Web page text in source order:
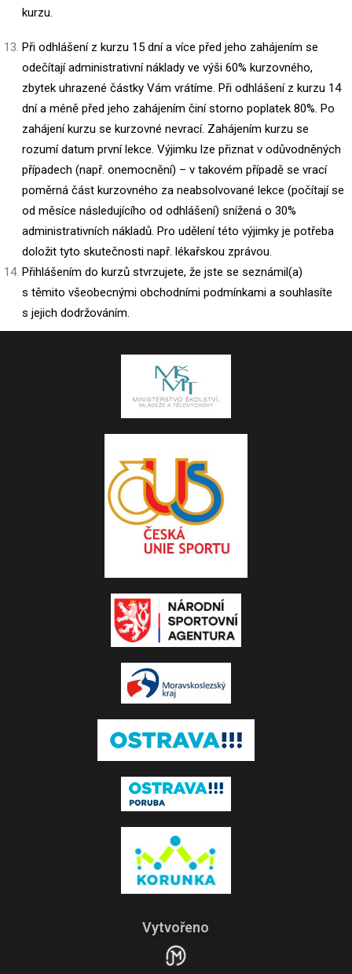
kurzu.
Při odhlášení z kurzu 15 dní a více před jeho zahájením se
odečítají administrativní náklady ve výši 60% kurzovného,
zbytek uhrazené částky Vám vrátíme. Při odhlášení z kurzu 14
dní a méně před jeho zahájením činí storno poplatek 80%. Po
zahájení kurzu se kurzovné nevrací. Zahájením kurzu se
rozumí datum první lekce. Výjimku lze přiznat v odůvodněných
případech (např. onemocnění) – v takovém případě se vrací
poměrná část kurzovného za neabsolvované lekce (počítají se
od měsíce následujícího od odhlášení) snížená o 30%
administrativních nákladů. Pro udělení této výjimky je potřeba
doložit tyto skutečnosti např. lékařskou zprávou.
Přihlášením do kurzů stvrzujete, že jste se seznámil(a)
s těmito všeobecnými obchodními podmínkami a souhlasíte
s jejich dodržováním.
Vytvořeno